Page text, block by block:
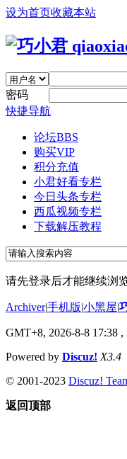
设为首页收藏本站
密码
快捷导航
论坛BBS
购买VIP
积分充值
小君好看专栏
今日头条专栏
西瓜视频专栏
下载解压教程
请先登录后才能继续浏
Archiver|手机版|小黑屋|
GMT+8, 2026-8-8 17:38 ,
Powered by Discuz! X3.4
© 2001-2023 Discuz!
返回顶部